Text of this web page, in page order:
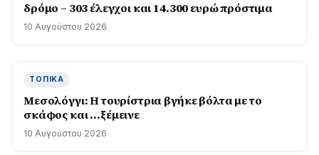
δρόμο – 303 έλεγχοι και 14.300 ευρώ πρόστιμα
10 Αυγούστου 2026
ΤΟΠΙΚΆ
Μεσολόγγι: Η τουρίστρια βγήκε βόλτα με το
σκάφος και …ξέμεινε
10 Αυγούστου 2026